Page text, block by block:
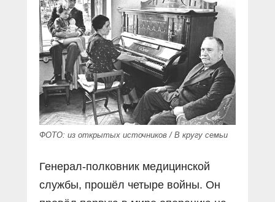
ФОТО: из открытых источников / В кругу семьи
Генерал-полковник медицинской
службы, прошёл четыре войны. Он